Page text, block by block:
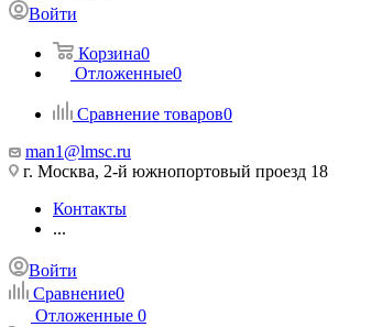
Войти
Корзина0
Отложенные0
Сравнение товаров0
man1@lmsc.ru
г. Москва, 2-й южнопортовый проезд 18
Контакты
...
Войти
Сравнение0
Отложенные 0